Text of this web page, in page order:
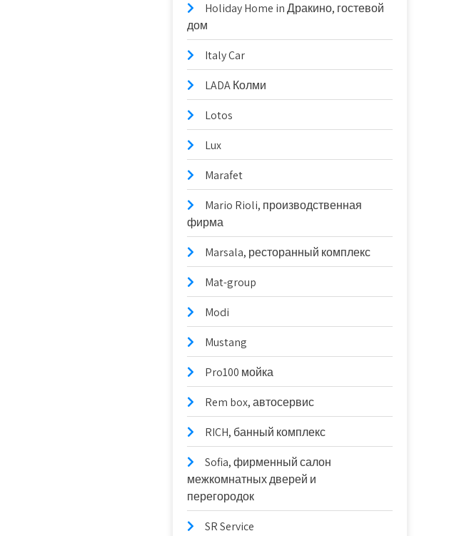
Holiday Home in Дракино, гостевой
дом
Italy Car
LADA Колми
Lotos
Lux
Marafet
Mario Rioli, производственная
фирма
Marsala, ресторанный комплекс
Mat-group
Modi
Mustang
Pro100 мойка
Rem box, автосервис
RICH, банный комплекс
Sofia, фирменный салон
межкомнатных дверей и
перегородок
SR Service